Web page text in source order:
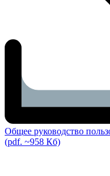
Общее руководство
(pdf. ~958 Кб)